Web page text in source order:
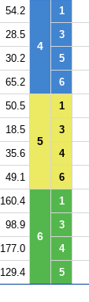
54.2
4
1
28.5 3
30.2 5
65.2 6
50.5
5
1
18.5 3
35.6 4
49.1 6
160.4
6
1
98.9 3
177.0 4
129.4 5